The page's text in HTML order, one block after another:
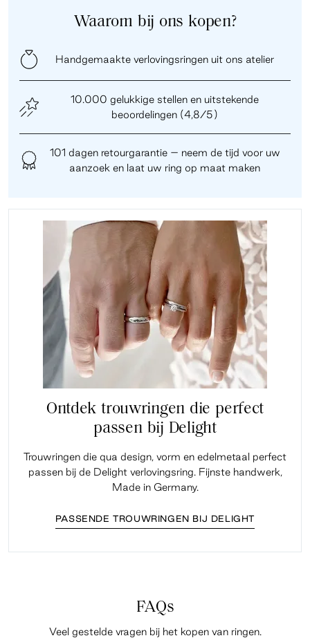
Waarom bij ons kopen?
Handgemaakte verlovingsringen uit ons atelier
10.000 gelukkige stellen en uitstekende
beoordelingen (4,8/5)
101 dagen retourgarantie – neem de tijd voor uw
aanzoek en laat uw ring op maat maken
Ontdek trouwringen die perfect
passen bij Delight
Trouwringen die qua design, vorm en edelmetaal perfect
passen bij de Delight verlovingsring. Fijnste handwerk,
Made in Germany.
PASSENDE TROUWRINGEN BIJ DELIGHT
FAQs
Veel gestelde vragen bij het kopen van ringen.